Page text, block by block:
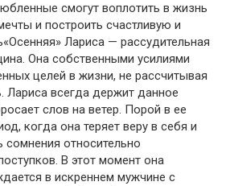
смогут воплотить в жизнь
и построить счастливую и
Лариса — рассудительная
Она собственными усилиями
целей в жизни, не рассчитывая
всегда держит данное
слов на ветер. Порой в ее
когда она теряет веру в себя и
сомнения относительно
В этот момент она
в искреннем мужчине с